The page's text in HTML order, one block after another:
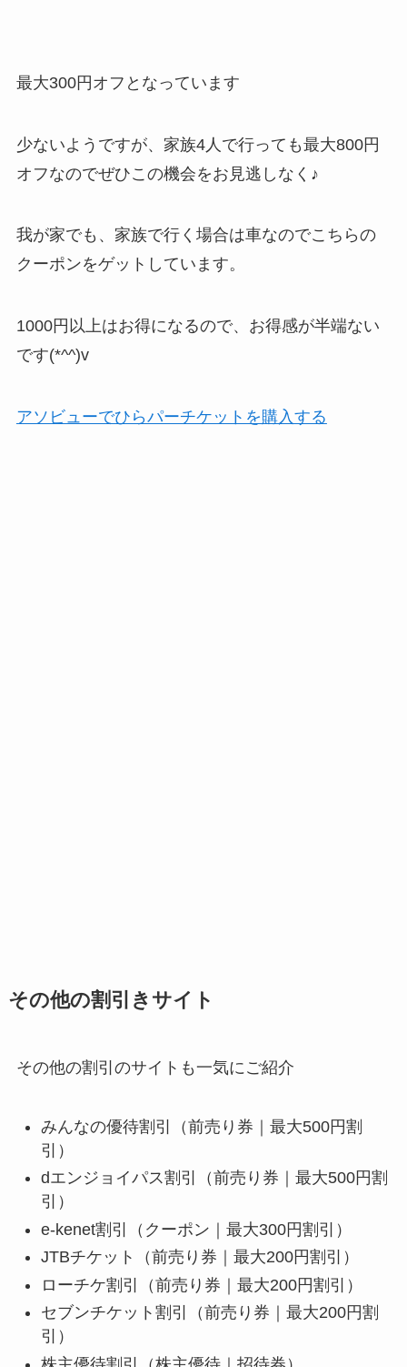
最大300円オフとなっています
少ないようですが、家族4人で行っても最大800円
オフなのでぜひこの機会をお見逃しなく♪
我が家でも、家族で行く場合は車なのでこちらの
クーポンをゲットしています。
1000円以上はお得になるので、お得感が半端ない
です(*^^)v
アソビューでひらパーチケットを購入する
その他の割引きサイト
その他の割引のサイトも一気にご紹介
みんなの優待割引（前売り券｜最大500円割
引）
dエンジョイパス割引（前売り券｜最大500円割
引）
e-kenet割引（クーポン｜最大300円割引）
JTBチケット（前売り券｜最大200円割引）
ローチケ割引（前売り券｜最大200円割引）
セブンチケット割引（前売り券｜最大200円割
引）